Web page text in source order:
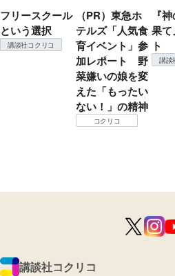
フリースクール
という選択
講談社コクリコ
（PR）東急ホ
テルズ「人気食
育イベント」参
加レポート 野
菜嫌いの娘を変
えた「もったい
ない！」の精神
コクリコ
『
果て
ト
講談
講談社コクリコ